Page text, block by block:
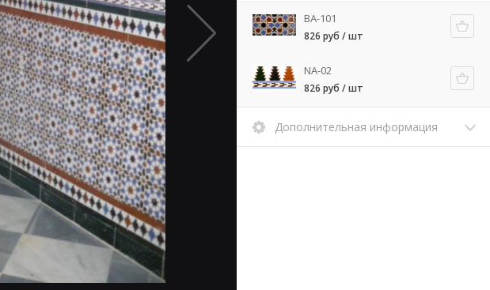
BA-101
826 руб / шт
NA-02
826 руб / шт
Дополнительная информация